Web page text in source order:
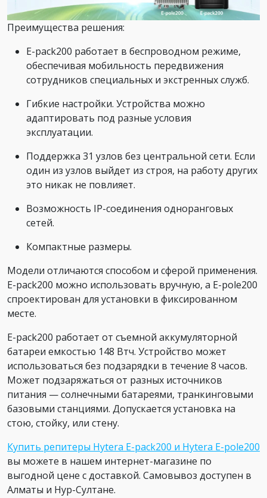
Преимущества решения:
E-pack200 работает в беспроводном режиме,
обеспечивая мобильность передвижения
сотрудников специальных и экстренных служб.
Гибкие настройки. Устройства можно
адаптировать под разные условия
эксплуатации.
Поддержка 31 узлов без центральной сети. Если
один из узлов выйдет из строя, на работу других
это никак не повлияет.
Возможность IP-соединения одноранговых
сетей.
Компактные размеры.
Модели отличаются способом и сферой применения.
E-pack200 можно использовать вручную, а E-pole200
спроектирован для установки в фиксированном
месте.
E-pack200 работает от съемной аккумуляторной
батареи емкостью 148 Втч. Устройство может
использоваться без подзарядки в течение 8 часов.
Может подзаряжаться от разных источников
питания — солнечными батареями, транкинговыми
базовыми станциями. Допускается установка на
стою, стойку, или стену.
Купить репитеры Hytera E-pack200 и Hytera E-pole200
вы можете в нашем интернет-магазине по
выгодной цене с доставкой. Самовывоз доступен в
Алматы и Нур-Султане.